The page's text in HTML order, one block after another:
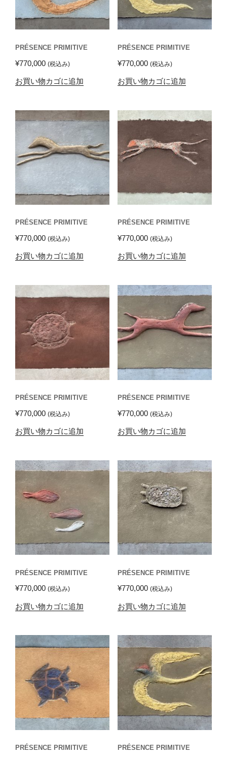
PRÉSENCE PRIMITIVE
¥770,000 (税込み)
お買い物カゴに追加
PRÉSENCE PRIMITIVE
¥770,000 (税込み)
お買い物カゴに追加
PRÉSENCE PRIMITIVE
¥770,000 (税込み)
お買い物カゴに追加
PRÉSENCE PRIMITIVE
¥770,000 (税込み)
お買い物カゴに追加
PRÉSENCE PRIMITIVE
¥770,000 (税込み)
お買い物カゴに追加
PRÉSENCE PRIMITIVE
¥770,000 (税込み)
お買い物カゴに追加
PRÉSENCE PRIMITIVE
¥770,000 (税込み)
お買い物カゴに追加
PRÉSENCE PRIMITIVE
¥770,000 (税込み)
お買い物カゴに追加
PRÉSENCE PRIMITIVE PRÉSENCE PRIMITIVE